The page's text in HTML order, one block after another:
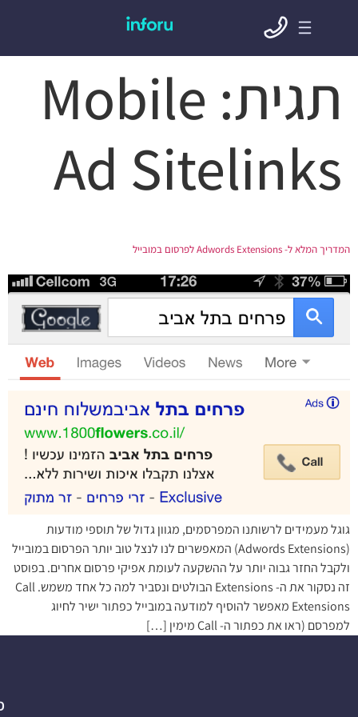
תגית: Mobile
Ad Sitelinks
המדריך המלא ל- Adwords Extensions לפרסום במובייל
גוגל מעמידים לרשותנו המפרסמים, מגוון גדול של תוספי מודעות
(Adwords Extensions) המאפשרים לנו לנצל טוב יותר הפרסום במובייל
ולקבל החזר גבוה יותר על ההשקעה לעומת אפיקי פרסום אחרים. בפוסט
זה נסקור את ה- Extensions הבולטים ונסביר למה כל אחד משמש. Call
Extensions מאפשר להוסיף למודעה במובייל כפתור ישיר לחיוג
למפרסם (ראו את כפתור ה- Call מימין […]